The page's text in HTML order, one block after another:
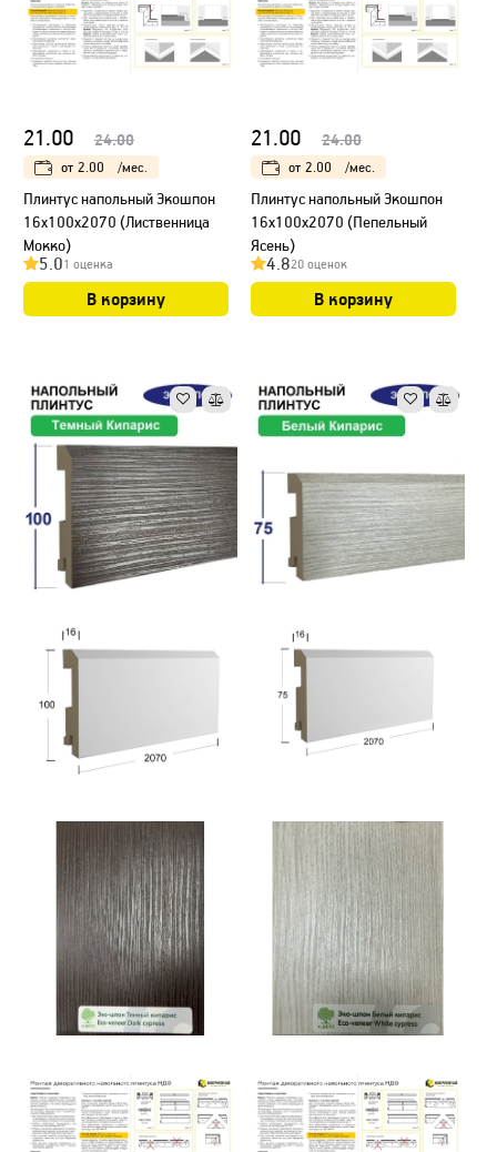
21.00 24.00
от 2.00 /мес.
Плинтус напольный Экошпон
16х100х2070 (Лиственница
Мокко)
5.01 оценка
В корзину
21.00 24.00
от 2.00 /мес.
Плинтус напольный Экошпон
16х100х2070 (Пепельный
Ясень)
4.820 оценок
В корзину